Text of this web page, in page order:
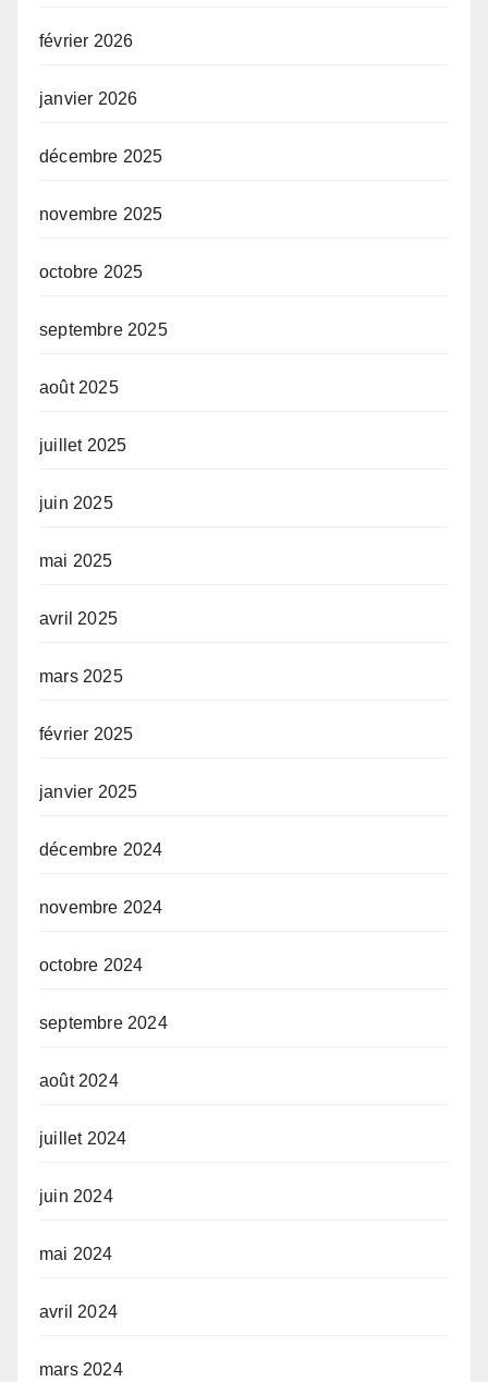
février 2026
janvier 2026
décembre 2025
novembre 2025
octobre 2025
septembre 2025
août 2025
juillet 2025
juin 2025
mai 2025
avril 2025
mars 2025
février 2025
janvier 2025
décembre 2024
novembre 2024
octobre 2024
septembre 2024
août 2024
juillet 2024
juin 2024
mai 2024
avril 2024
mars 2024